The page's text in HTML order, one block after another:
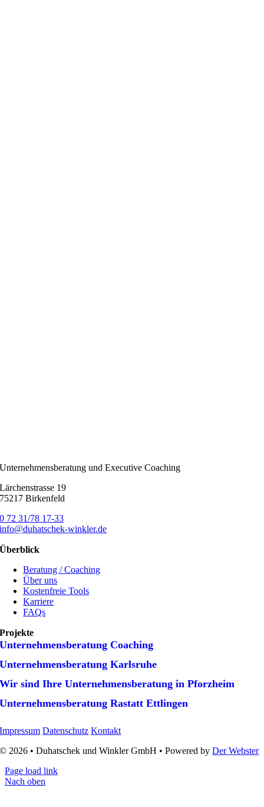
Unternehmensberatung und Executive Coaching
Lärchenstrasse 19
75217 Birkenfeld
0 72 31/78 17-33
info@duhatschek-winkler.de
Überblick
Beratung / Coaching
Über uns
Kostenfreie Tools
Karriere
FAQs
Projekte
Unternehmens­beratung Coaching
Unternehmens­beratung Karlsruhe
Wir sind Ihre Unternehmens­beratung in Pforzheim
Unternehmens­beratung Rastatt Ettlingen
Impressum Datenschutz Kontakt
© 2026 • Duhatschek und Winkler GmbH • Powered byDer Webster
Page load link
Nach oben